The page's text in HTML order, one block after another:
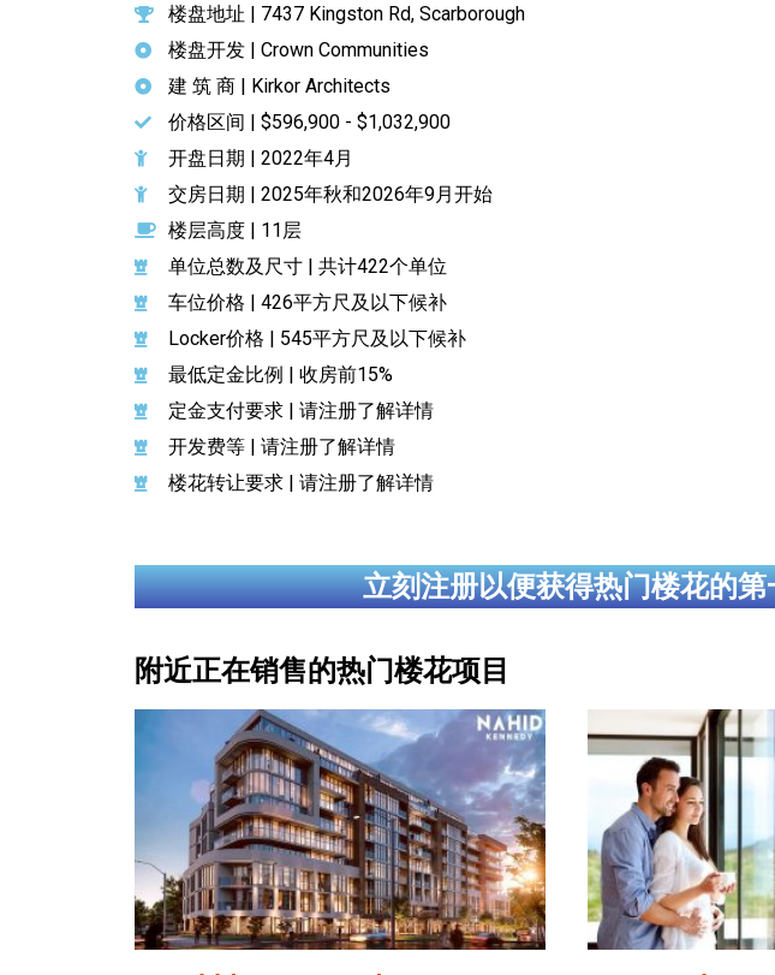
楼盘地址 | 7437 Kingston Rd, Scarborough
楼盘开发 | Crown Communities
建 筑 商 | Kirkor Architects
价格区间 | $596,900 - $1,032,900
开盘日期 | 2022年4月
交房日期 | 2025年秋和2026年9月开始
楼层高度 | 11层
单位总数及尺寸 | 共计422个单位
车位价格 | 426平方尺及以下候补
Locker价格 | 545平方尺及以下候补
最低定金比例 | 收房前15%
定金支付要求 | 请注册了解详情
开发费等 | 请注册了解详情
楼花转让要求 | 请注册了解详情
立刻注册以便获得热门楼花的
附近正在销售的热门楼花项目